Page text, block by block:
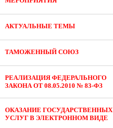
АКТУАЛЬНЫЕ ТЕМЫ
ТАМОЖЕННЫЙ СОЮЗ
РЕАЛИЗАЦИЯ ФЕДЕРАЛЬНОГО
ЗАКОНА ОТ 08.05.2010 № 83-ФЗ
ОКАЗАНИЕ ГОСУДАРСТВЕННЫХ
УСЛУГ В ЭЛЕКТРОННОМ ВИДЕ